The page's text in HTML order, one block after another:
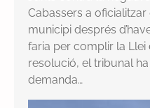
Cabassers a
municipi després
faria per complir la Llei
resolució, el tribunal
demanda…